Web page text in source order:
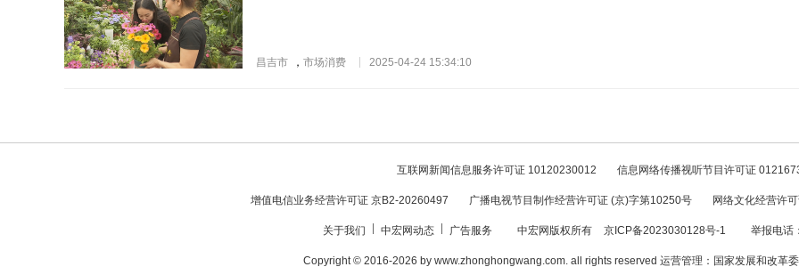
昌吉市 ， 市场消费 2025-04-24 15:34:10
互联网新闻信息服务许可证 10120230012 信息网络传播视听节目许可证
增值电信业务经营许可证 京B2-20260497 广播电视节目制作经营许可证 (京)字第10250号 网络文化经营许
关于我们 中宏网动态 广告服务 中宏网版权所有 京ICP备2023030128号-1 举报电话
Copyright © 2016-2026 by www.zhonghongwang.com. all rights reserved 运营管理：国家发展和改革